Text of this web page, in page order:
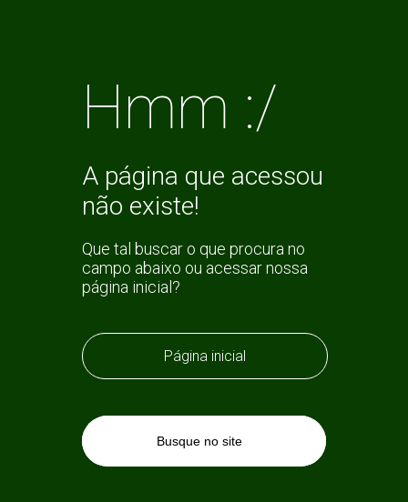
Hmm :/
A página que acessou
não existe!
Que tal buscar o que procura no
campo abaixo ou acessar nossa
página inicial?
Página inicial